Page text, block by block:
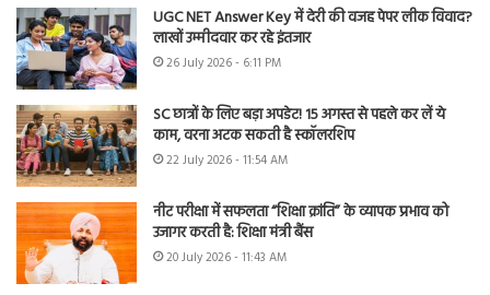
UGC NET Answer Key में देरी की वजह पेपर लीक विवाद?
लाखों उम्मीदवार कर रहे इंतजार
26 July 2026 - 6:11 PM
SC छात्रों के लिए बड़ा अपडेट! 15 अगस्त से पहले कर लें ये
काम, वरना अटक सकती है स्कॉलरशिप
22 July 2026 - 11:54 AM
नीट परीक्षा में सफलता “शिक्षा क्रांति” के व्यापक प्रभाव को
उजागर करती है: शिक्षा मंत्री बैंस
20 July 2026 - 11:43 AM